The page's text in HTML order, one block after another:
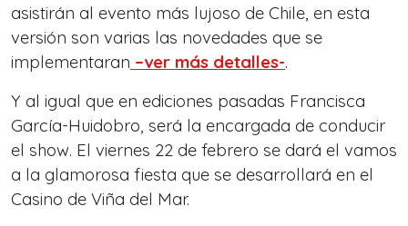
asistirán al evento más lujoso de Chile, en esta
versión son varias las novedades que se
implementaran –ver más detalles-.
Y al igual que en ediciones pasadas Francisca
García-Huidobro, será la encargada de conducir
el show. El viernes 22 de febrero se dará el vamos
a la glamorosa fiesta que se desarrollará en el
Casino de Viña del Mar.